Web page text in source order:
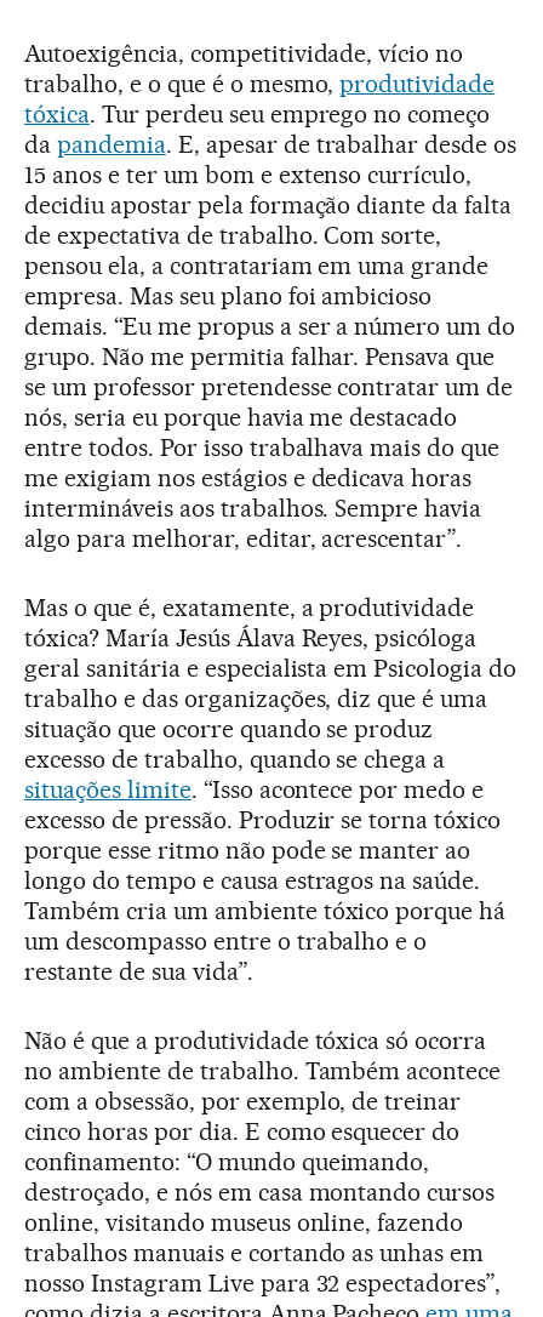
Autoexigência, competitividade, vício no
trabalho, e o que é o mesmo,produtividade
tóxica. Tur perdeu seu emprego no começo
da pandemia. E, apesar de trabalhar desde os
15 anos e ter um bom e extenso currículo,
decidiu apostar pela formação diante da falta
de expectativa de trabalho. Com sorte,
pensou ela, a contratariam em uma grande
empresa. Mas seu plano foi ambicioso
demais. “Eu me propus a ser a número um do
grupo. Não me permitia falhar. Pensava que
se um professor pretendesse contratar um de
nós, seria eu porque havia me destacado
entre todos. Por isso trabalhava mais do que
me exigiam nos estágios e dedicava horas
intermináveis aos trabalhos. Sempre havia
algo para melhorar, editar, acrescentar”.
Mas o que é, exatamente, a produtividade
tóxica? María Jesús Álava Reyes, psicóloga
geral sanitária e especialista em Psicologia do
trabalho e das organizações, diz que é uma
situação que ocorre quando se produz
excesso de trabalho, quando se chega a
situações limite. “Isso acontece por medo e
excesso de pressão. Produzir se torna tóxico
porque esse ritmo não pode se manter ao
longo do tempo e causa estragos na saúde.
Também cria um ambiente tóxico porque há
um descompasso entre o trabalho e o
restante de sua vida”.
Não é que a produtividade tóxica só ocorra
no ambiente de trabalho. Também acontece
com a obsessão, por exemplo, de treinar
cinco horas por dia. E como esquecer do
confinamento: “O mundo queimando,
destroçado, e nós em casa montando cursos
online, visitando museus online, fazendo
trabalhos manuais e cortando as unhas em
nosso Instagram Live para 32 espectadores”,